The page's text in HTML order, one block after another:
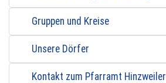
Gruppen und Kreise
Unsere Dörfer
Kontakt zum Pfarramt Hinzweiler